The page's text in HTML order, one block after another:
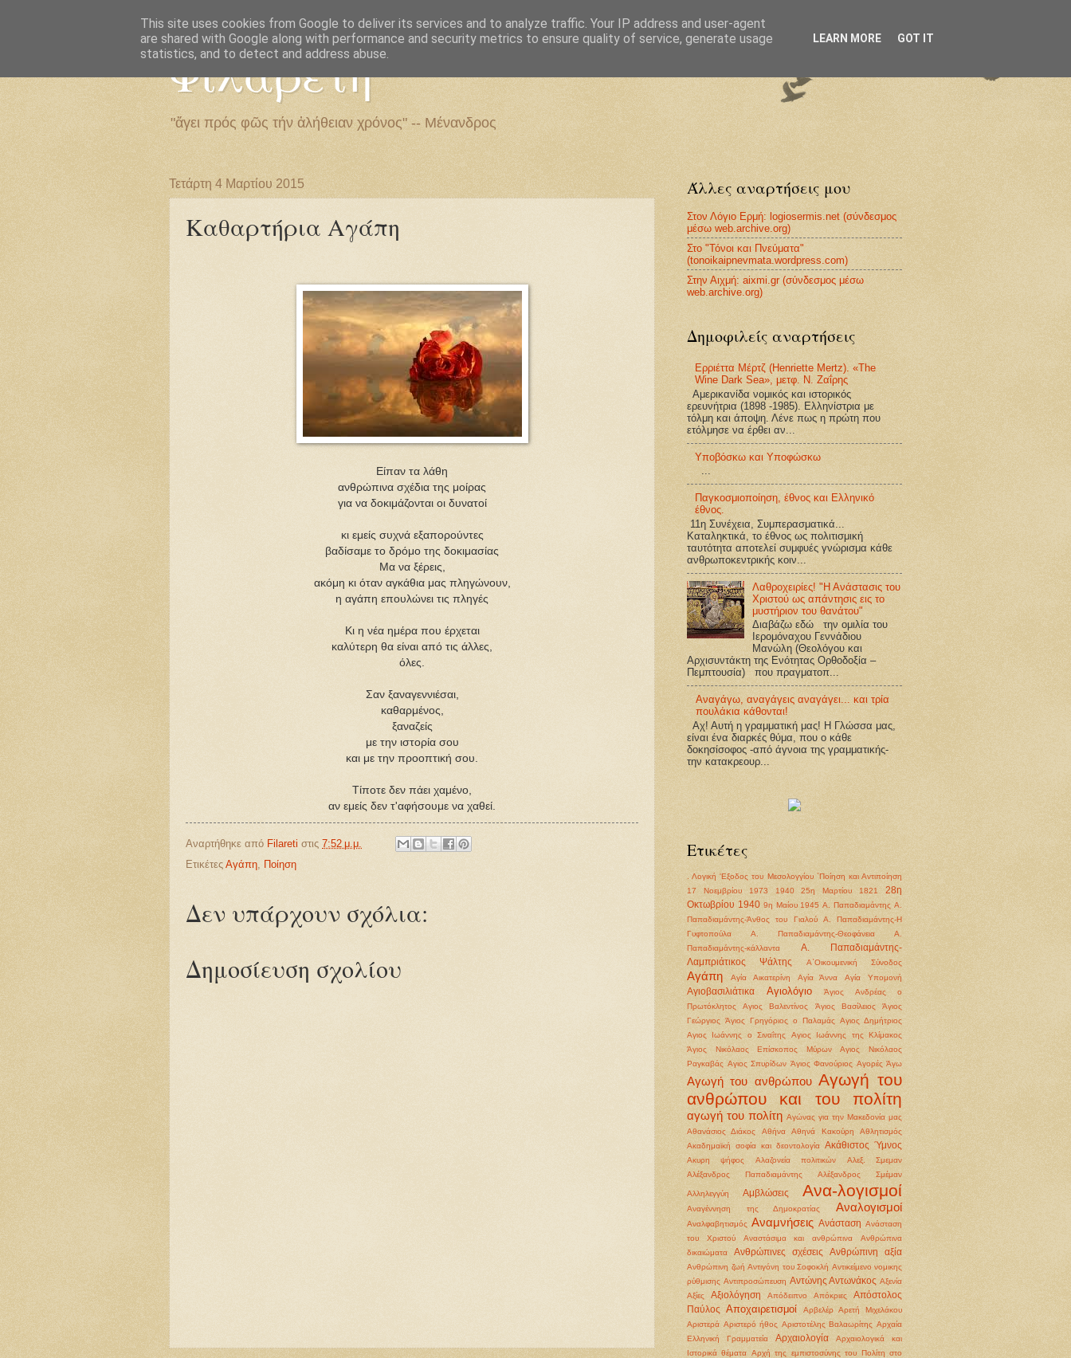
Φιλαρέτη
"ἄγει πρός φῶς τήν ἀλήθειαν χρόνος" -- Μένανδρος
Τετάρτη 4 Μαρτίου 2015
Καθαρτήρια Αγάπη
Είπαν τα λάθη
ανθρώπινα σχέδια της μοίρας
για να δοκιμάζονται οι δυνατοί
κι εμείς συχνά εξαπορούντες
βαδίσαμε το δρόμο της δοκιμασίας
Μα να ξέρεις,
ακόμη κι όταν αγκάθια μας πληγώνουν,
η αγάπη επουλώνει τις πληγές
Κι η νέα ημέρα που έρχεται
καλύτερη θα είναι από τις άλλες,
όλες.
Σαν ξαναγεννιέσαι,
καθαρμένος,
ξαναζείς
με την ιστορία σου
και με την προοπτική σου.
Τίποτε δεν πάει χαμένο,
αν εμείς δεν τ'αφήσουμε να χαθεί.
Αναρτήθηκε από Filareti στις 7:52 μ.μ.
Ετικέτες Αγάπη, Ποίηση
Δεν υπάρχουν σχόλια:
Δημοσίευση σχολίου
Άλλες αναρτήσεις μου
Στον Λόγιο Ερμή: logiosermis.net (σύνδεσμος
μέσω web.archive.org)
Στο "Τόνοι και Πνεύματα"
(tonoikaipnevmata.wordpress.com)
Στην Αιχμή: aixmi.gr (σύνδεσμος μέσω
web.archive.org)
Δημοφιλείς αναρτήσεις
Ερριέττα Μέρτζ (Henriette Mertz). «The
Wine Dark Sea», μετφ. Ν. Ζαΐρης
Αμερικανίδα νομικός και ιστορικός
ερευνήτρια (1898 -1985). Ελληνίστρια με
τόλμη και άποψη. Λένε πως η πρώτη που
ετόλμησε να έρθει αν...
Υποβόσκω και Υποφώσκω
...
Παγκοσμιοποίηση, έθνος και Ελληνικό
έθνος.
11η Συνέχεια, Συμπερασματικά...
Καταληκτικά, το έθνος ως πολιτισμική
ταυτότητα αποτελεί συμφυές γνώρισμα κάθε
ανθρωποκεντρικής κοιν...
Λαθροχειρίες! "Η Ανάστασις του
Χριστού ως απάντησις εις το
μυστήριον του θανάτου"
Διαβάζω εδώ την ομιλία του
Ιερομόναχου Γεννάδιου
Μανώλη (Θεολόγου και
Αρχισυντάκτη της Ενότητας Ορθοδοξία –
Πεμπτουσία) που πραγματοπ...
Αναγάγω, αναγάγεις αναγάγει... και τρία
πουλάκια κάθονται!
Αχ! Αυτή η γραμματική μας! Η Γλώσσα μας,
είναι ένα διαρκές θύμα, που ο κάθε
δοκησίσοφος -από άγνοια της γραμματικής-
την κατακρεουρ...
Ετικέτες
. Λογική 'Εξοδος του Μεσολογγίου ΄Ποίηση και Αντιποίηση
17 Νοεμβρίου 1973
1940 25η Μαρτίου 1821
28η
Οκτωβρίου 1940 9η Μαίου 1945 Α. Παπαδιαμάντης Α.
Παπαδιαμάντης-Άνθος του Γιαλού
Α. Παπαδιαμάντης-Η
Γυφτοπούλα
Α. Παπαδιαμάντης-Θεοφάνεια
Α.
Παπαδιαμάντης-κάλλαντα
Α. Παπαδιαμάντης-
Λαμπριάτικος Ψάλτης
Α΄Οικουμενική Σύνοδος
Αγάπη Αγία Αικατερίνη Αγία Άννα Αγία Υπομονή
Αγιοβασιλιάτικα Αγιολόγιο
Άγιος Ανδρέας ο
Πρωτόκλητος
Αγιος Βαλεντίνος Άγιος Βασίλειος
Άγιος
Γεώργιος
Άγιος Γρηγόριος ο Παλαμάς Αγιος Δημήτριος
Αγιος Ιωάννης ο Σιναΐτης
Αγιος Ιωάννης της Κλίμακος
Άγιος Νικόλαος Επίσκοπος Μύρων
Αγιος Νικόλαος
Ραγκαβάς Αγιος Σπυρίδων Άγιος Φανούριος Αγορές Άγω
Αγωγή του ανθρώπου Αγωγή του
ανθρώπου και του πολίτη
αγωγή του πολίτη Αγώνας για την Μακεδονία μας
Αθανάσιος Διάκος
Αθήνα Αθηνά Κακούρη
Αθλητισμός
Ακαδημαϊκή σοφία και δεοντολογία Ακάθιστος Ύμνος
Ακυρη ψήφος Αλαζονεία πολιτικών
Αλεξ. Σμεμαν
Αλέξανδρος Παπαδιαμάντης
Αλέξανδρος Σμέμαν
Αλληλεγγύη Αμβλώσεις Ανα-λογισμοί
Αναγέννηση της Δημοκρατίας Αναλογισμοί
Αναλφαβητισμός Αναμνήσεις Ανάσταση Ανάσταση
του Χριστού
Αναστάσιμα και ανθρώπινα
Ανθρώπινα
δικαιώματα
Ανθρώπινες σχέσεις Ανθρώπινη αξία
Ανθρώπινη ζωή Αντιγόνη του Σοφοκλή Αντικείμενο νομικης
ρύθμισης Αντιπροσώπευση Αντώνης Αντωνάκος Αξενία
Αξίες
Αξιολόγηση Απόδειπνο Απόκριες
Απόστολος
Παύλος Αποχαιρετισμοί Αρβελέρ
Αρετή Μιχελάκου
Αριστερά Αριστερό ήθος Αριστοτέλης Βαλαωρίτης Αρχαία
Ελληνική Γραμματεία
Αρχαιολογία
Αρχαιολογικά και
Ιστορικά θέματα Αρχή της εμπιστοσύνης του Πολίτη στο
This site uses cookies from Google to deliver its services and to analyze traffic. Your IP address and user-agent
are shared with Google along with performance and security metrics to ensure quality of service, generate usage
statistics, and to detect and address abuse.
LEARN MORE GOT IT